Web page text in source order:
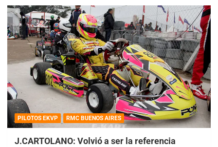
PILOTOS EKVP RMC BUENOS AIRES
J.CARTOLANO: Volvió a ser la referencia